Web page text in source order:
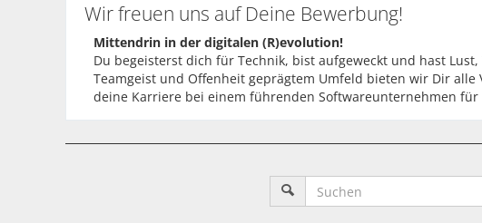
Wir freuen uns auf Deine Bewerbung!
Mittendrin in der digitalen (R)evolution!
Du begeisterst dich für Technik, bist aufgeweckt und hast
Teamgeist und Offenheit geprägtem Umfeld bieten wir Dir
deine Karriere bei einem führenden Softwareunternehmen für